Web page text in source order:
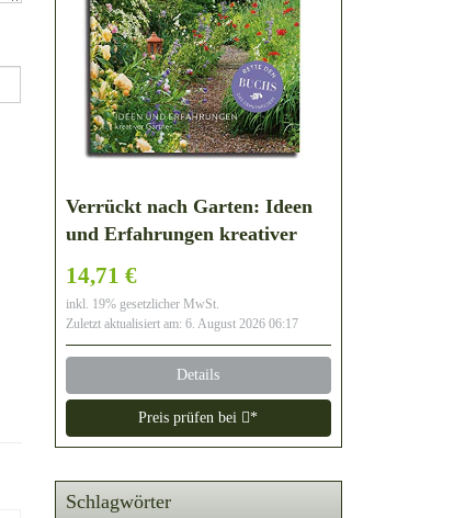
Verrückt nach Garten: Ideen
und Erfahrungen kreativer
14,71 €
inkl. 19% gesetzlicher MwSt.
Zuletzt aktualisiert am: 6. August 2026 06:17
Details
Preis prüfen bei *
Schlagwörter